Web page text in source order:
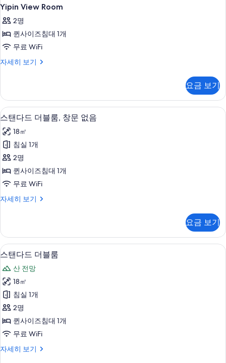
Yipin View Room
2명
퀸사이즈침대 1개
무료 WiFi
자세히 보기
Yipin
세
히
보
요금 보기
스
탠
다
드
더
블
창
없
음
사
진
모
두
보
기
스탠다드 더블룸, 창문 없음 | 고급 침
12
스탠다드 더블룸, 창문 없음
18㎡
침실 1개
2명
퀸사이즈침대 1개
무료 WiFi
자세히 보기
스
더
블
룸,
문
없
음
자
세
히
보
기
요금 보기
스
탠
다
드
더
블
룸
진
스탠다드 더블룸 | 고급 침구, 오리/거
11
스탠다드 더블룸
산 전망
18㎡
침실 1개
2명
퀸사이즈침대 1개
무료 WiFi
자세히 보기
스